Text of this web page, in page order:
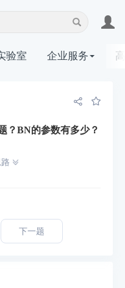
验室 企业服务
？BN的参数有多少？
下一题